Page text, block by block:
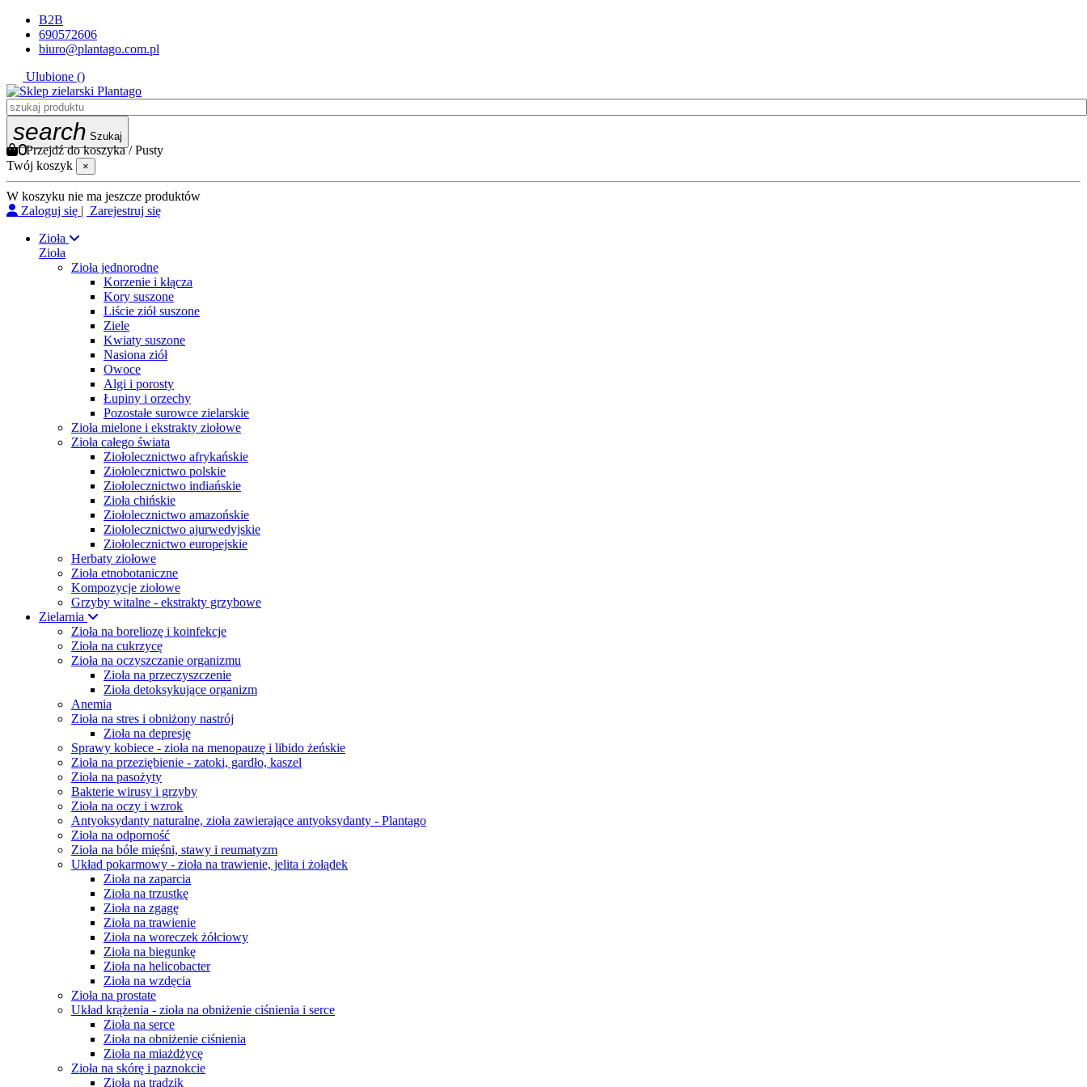
B2B
690572606
biuro@plantago.com.pl
Ulubione ()
search Szukaj
0Przejdź do koszyka /Pusty
Twój koszyk
×
W koszyku nie ma jeszcze produktów
Zaloguj się | Zarejestruj się
Zioła
Zioła
Zioła jednorodne
Korzenie i kłącza
Kory suszone
Liście ziół suszone
Ziele
Kwiaty suszone
Nasiona ziół
Owoce
Algi i porosty
Łupiny i orzechy
Pozostałe surowce zielarskie
Zioła mielone i ekstrakty ziołowe
Zioła całego świata
Ziołolecznictwo afrykańskie
Ziołolecznictwo polskie
Ziołolecznictwo indiańskie
Zioła chińskie
Ziołolecznictwo amazońskie
Ziołolecznictwo ajurwedyjskie
Ziołolecznictwo europejskie
Herbaty ziołowe
Zioła etnobotaniczne
Kompozycje ziołowe
Grzyby witalne - ekstrakty grzybowe
Zielarnia
Zioła na boreliozę i koinfekcje
Zioła na cukrzycę
Zioła na oczyszczanie organizmu
Zioła na przeczyszczenie
Zioła detoksykujące organizm
Anemia
Zioła na stres i obniżony nastrój
Zioła na depresję
Sprawy kobiece - zioła na menopauzę i libido żeńskie
Zioła na przeziębienie - zatoki, gardło, kaszel
Zioła na pasożyty
Bakterie wirusy i grzyby
Zioła na oczy i wzrok
Antyoksydanty naturalne, zioła zawierające antyoksydanty - Plantago
Zioła na odporność
Zioła na bóle mięśni, stawy i reumatyzm
Układ pokarmowy - zioła na trawienie, jelita i żołądek
Zioła na zaparcia
Zioła na trzustkę
Zioła na zgagę
Zioła na trawienie
Zioła na woreczek żółciowy
Zioła na biegunkę
Zioła na helicobacter
Zioła na wzdęcia
Zioła na prostate
Układ krążenia - zioła na obniżenie ciśnienia i serce
Zioła na serce
Zioła na obniżenie ciśnienia
Zioła na miażdżycę
Zioła na skórę i paznokcie
Zioła na trądzik